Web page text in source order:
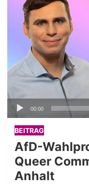
Audio-
Player
00:00
BEITRAG
AfD-
Queer
Anhalt